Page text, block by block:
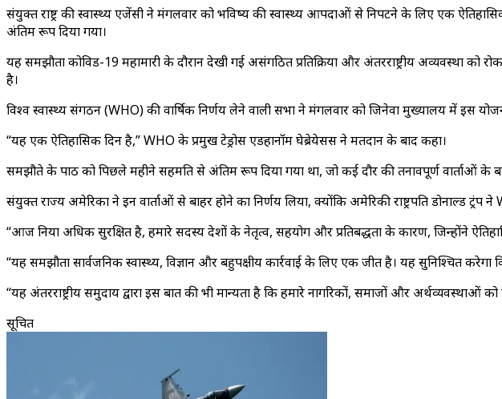
संयुक्त राष्ट्र की स्वास्थ्य एजेंसी ने मंगलवार को भविष्य की स्वास्थ्य आपदाओं से निपटने के लिए एक
अंतिम रूप दिया गया।
यह समझौता कोविड-19 महामारी के दौरान देखी गई असंगठित प्रतिक्रिया और अंतरराष्ट्रीय अव्यवस्था
है।
विश्व स्वास्थ्य संगठन (WHO) की वार्षिक निर्णय लेने वाली सभा ने मंगलवार को जिनेवा मुख्यालय में इस
“यह एक ऐतिहासिक दिन है,” WHO के प्रमुख टेड्रोस एडहानॉम घेब्रेयेसस ने मतदान के बाद कहा।
समझौते के पाठ को पिछले महीने सहमति से अंतिम रूप दिया गया था, जो कई दौर की तनावपूर्ण वार्ताओं के
संयुक्त राज्य अमेरिका ने इन वार्ताओं से बाहर होने का निर्णय लिया, क्योंकि अमेरिकी राष्ट्रपति डोनाल्ड
“आज दुनिया अधिक सुरक्षित है, हमारे सदस्य देशों के नेतृत्व, सहयोग और प्रतिबद्धता के कारण, जिन्होंने
“यह समझौता सार्वजनिक स्वास्थ्य, विज्ञान और बहुपक्षीय कार्रवाई के लिए एक जीत है। यह सुनिश्चित
“यह अंतरराष्ट्रीय समुदाय द्वारा इस बात की भी मान्यता है कि हमारे नागरिकों, समाजों और
सूचित